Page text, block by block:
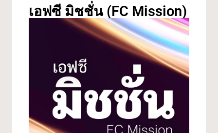
เอฟซี มิชชั่น (FC Mission)